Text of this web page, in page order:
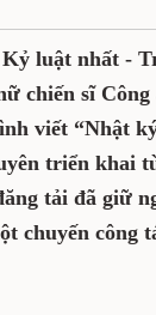
luật nhất -
chiến sĩ
viết “Nhật
triển khai
tải đã giữ
chuyến công